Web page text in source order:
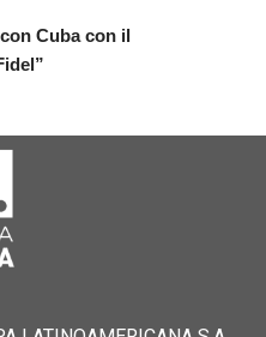
Cuba con il